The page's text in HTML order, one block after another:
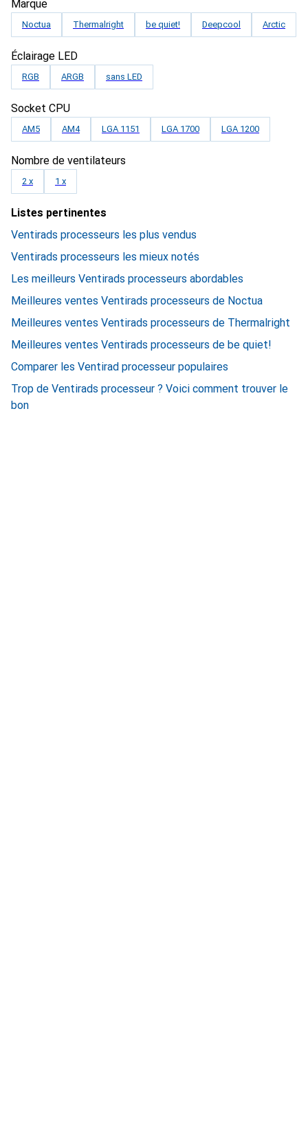
Marque
Noctua Thermalright be quiet! Deepcool Arctic
Éclairage LED
RGB ARGB sans LED
Socket CPU
AM5 AM4 LGA 1151 LGA 1700 LGA 1200
Nombre de ventilateurs
2 x 1 x
Listes pertinentes
Ventirads processeurs les plus vendus
Ventirads processeurs les mieux notés
Les meilleurs Ventirads processeurs abordables
Meilleures ventes Ventirads processeurs de Noctua
Meilleures ventes Ventirads processeurs de Thermalright
Meilleures ventes Ventirads processeurs de be quiet!
Comparer les Ventirad processeur populaires
Trop de Ventirads processeur ? Voici comment trouver le
bon